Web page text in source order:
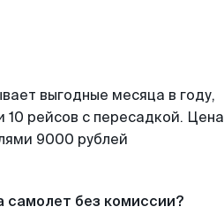
выгодные месяца в году,
рейсов с пересадкой. Цена
9000 рублей
самолет без комиссии?